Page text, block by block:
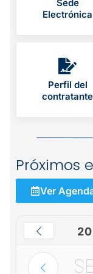
Sede
Electrónica
Perfil del
contratante
Próximos
Ver